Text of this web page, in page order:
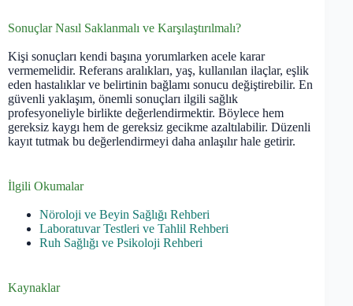
Sonuçlar Nasıl Saklanmalı ve Karşılaştırılmalı?
Kişi sonuçları kendi başına yorumlarken acele karar
vermemelidir. Referans aralıkları, yaş, kullanılan ilaçlar, eşlik
eden hastalıklar ve belirtinin bağlamı sonucu değiştirebilir. En
güvenli yaklaşım, önemli sonuçları ilgili sağlık
profesyoneliyle birlikte değerlendirmektir. Böylece hem
gereksiz kaygı hem de gereksiz gecikme azaltılabilir. Düzenli
kayıt tutmak bu değerlendirmeyi daha anlaşılır hale getirir.
İlgili Okumalar
Nöroloji ve Beyin Sağlığı Rehberi
Laboratuvar Testleri ve Tahlil Rehberi
Ruh Sağlığı ve Psikoloji Rehberi
Kaynaklar